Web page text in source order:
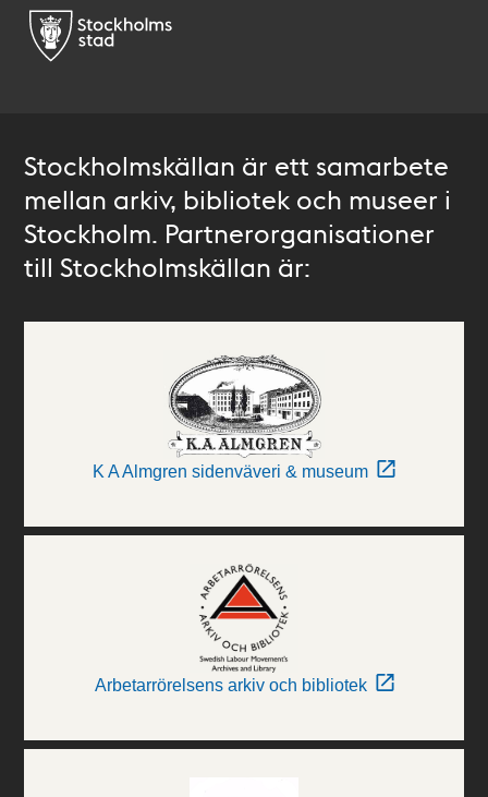
Stockholmskällan är ett samarbete
mellan arkiv, bibliotek och museer i
Stockholm. Partnerorganisationer
till Stockholmskällan är:
K A Almgren sidenväveri & museum
Arbetarrörelsens arkiv och bibliotek